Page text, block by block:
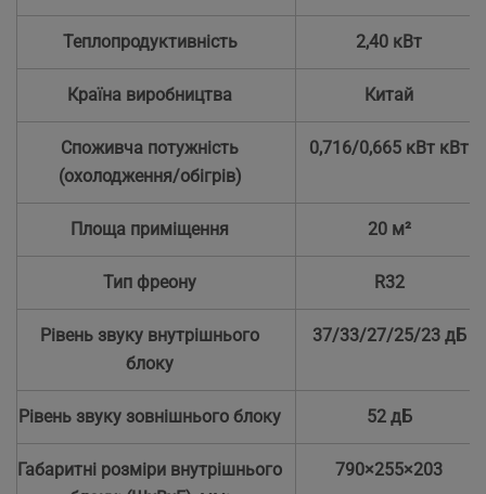
Теплопродуктивність 2,40 кВт
Країна виробництва Китай
Споживча потужність
(охолодження/обігрів)
0,716/0,665 кВт кВт
Площа приміщення 20 м²
Тип фреону R32
Рівень звуку внутрішнього
блоку
37/33/27/25/23 дБ
Рівень звуку зовнішнього блоку 52 дБ
Габаритні розміри внутрішнього
790×255×203